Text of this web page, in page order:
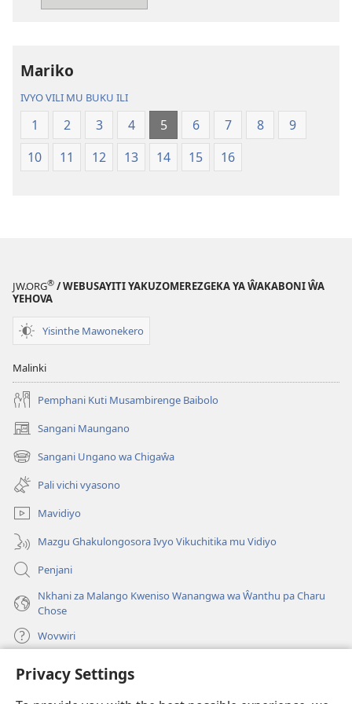
Privacy Settings
Mariko
IVYO VILI MU BUKU ILI
1 2 3 4 5 6 7 8
9
10
11 12 13 14 15 16
JW.ORG® / WEBUSAYITI YAKUZOMEREZGEKA YA ŴAKABONI ŴA
YEHOVA
Yisinthe Mawonekero
Malinki
Pemphani Kuti Musambirenge Baibolo
Sangani Maungano
(opens
new
window)
Sangani Ungano wa Chigaŵa
(opens
new
window)
Pali vichi vyasono
Mavidiyo
Mazgu Ghakulongosora Ivyo Vikuchitika mu Vidiyo
Penjani
Nkhani za Malango Kweniso Wanangwa wa Ŵanthu pa Charu
Chose
Wovwiri
Vyawanangwa
(opens